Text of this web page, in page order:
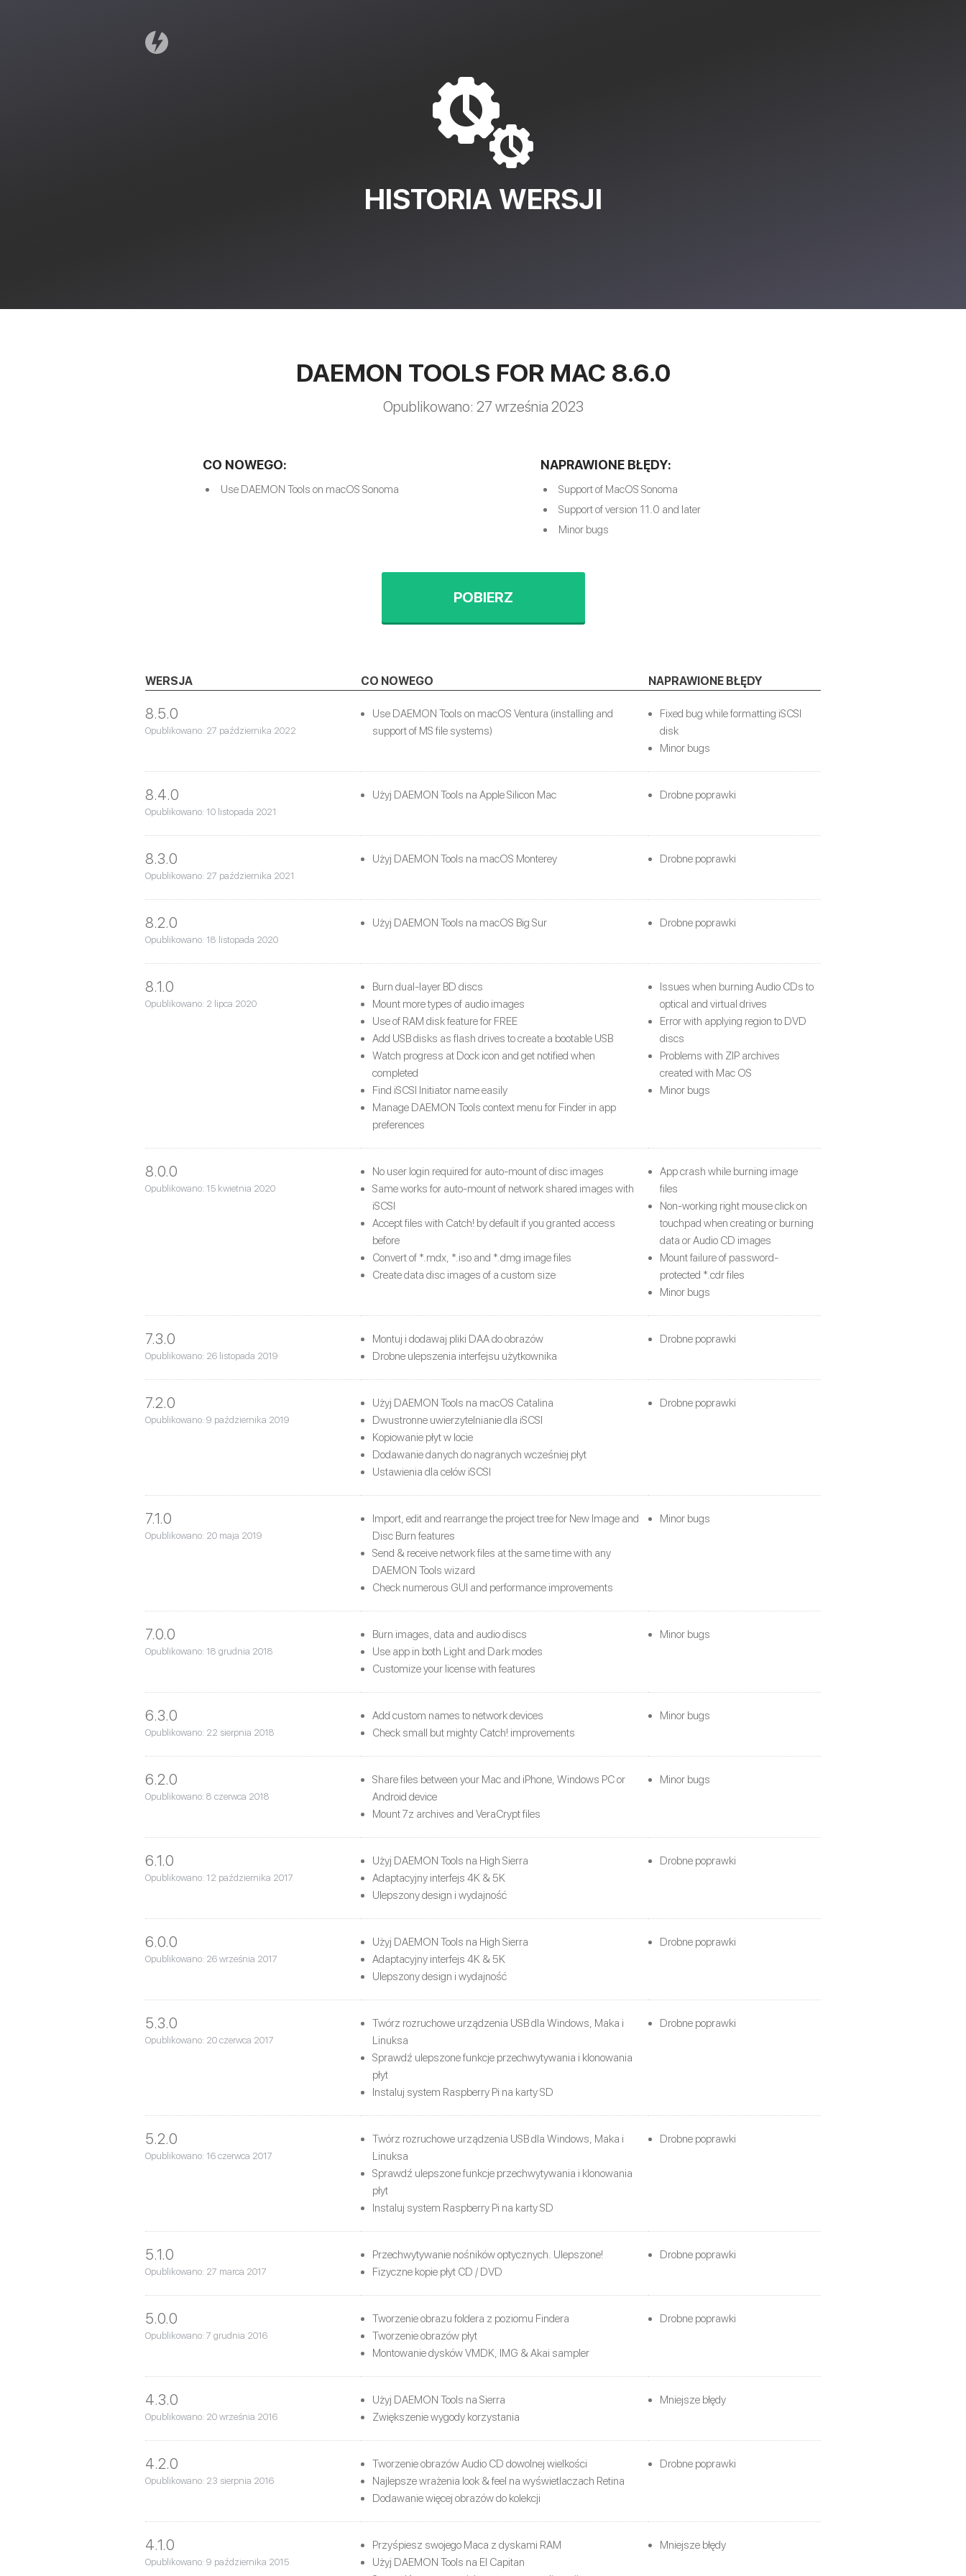
HISTORIA WERSJI
DAEMON TOOLS FOR MAC 8.6.0
Opublikowano: 27 września 2023
CO NOWEGO:
Use DAEMON Tools on macOS Sonoma
NAPRAWIONE BŁĘDY:
Support of MacOS Sonoma
Support of version 11.0 and later
Minor bugs
POBIERZ
WERSJA CO NOWEGO NAPRAWIONE BŁĘDY
8.5.0
Opublikowano: 27 października 2022
Use DAEMON Tools on macOS Ventura (installing and
support of MS file systems)
Fixed bug while formatting iSCSI
disk
Minor bugs
8.4.0
Opublikowano: 10 listopada 2021
Użyj DAEMON Tools na Apple Silicon Mac Drobne poprawki
8.3.0
Opublikowano: 27 października 2021
Użyj DAEMON Tools na macOS Monterey Drobne poprawki
8.2.0
Opublikowano: 18 listopada 2020
Użyj DAEMON Tools na macOS Big Sur Drobne poprawki
8.1.0
Opublikowano: 2 lipca 2020
Burn dual-layer BD discs
Mount more types of audio images
Use of RAM disk feature for FREE
Add USB disks as flash drives to create a bootable USB
Watch progress at Dock icon and get notified when
completed
Find iSCSI Initiator name easily
Manage DAEMON Tools context menu for Finder in app
preferences
Issues when burning Audio CDs to
optical and virtual drives
Error with applying region to DVD
discs
Problems with ZIP archives
created with Mac OS
Minor bugs
8.0.0
Opublikowano: 15 kwietnia 2020
No user login required for auto-mount of disc images
Same works for auto-mount of network shared images with
iSCSI
Accept files with Catch! by default if you granted access
before
Convert of *.mdx, *.iso and *.dmg image files
Create data disc images of a custom size
App crash while burning image
files
Non-working right mouse click on
touchpad when creating or burning
data or Audio CD images
Mount failure of password-
protected *.cdr files
Minor bugs
7.3.0
Opublikowano: 26 listopada 2019
Montuj i dodawaj pliki DAA do obrazów
Drobne ulepszenia interfejsu użytkownika
Drobne poprawki
7.2.0
Opublikowano: 9 października 2019
Użyj DAEMON Tools na macOS Catalina
Dwustronne uwierzytelnianie dla iSCSI
Kopiowanie płyt w locie
Dodawanie danych do nagranych wcześniej płyt
Ustawienia dla celów iSCSI
Drobne poprawki
7.1.0
Opublikowano: 20 maja 2019
Import, edit and rearrange the project tree for New Image and
Disc Burn features
Send & receive network files at the same time with any
DAEMON Tools wizard
Check numerous GUI and performance improvements
Minor bugs
7.0.0
Opublikowano: 18 grudnia 2018
Burn images, data and audio discs
Use app in both Light and Dark modes
Customize your license with features
Minor bugs
6.3.0
Opublikowano: 22 sierpnia 2018
Add custom names to network devices
Check small but mighty Catch! improvements
Minor bugs
6.2.0
Opublikowano: 8 czerwca 2018
Share files between your Mac and iPhone, Windows PC or
Android device
Mount 7z archives and VeraCrypt files
Minor bugs
6.1.0
Opublikowano: 12 października 2017
Użyj DAEMON Tools na High Sierra
Adaptacyjny interfejs 4K & 5K
Ulepszony design i wydajność
Drobne poprawki
6.0.0
Opublikowano: 26 września 2017
Użyj DAEMON Tools na High Sierra
Adaptacyjny interfejs 4K & 5K
Ulepszony design i wydajność
Drobne poprawki
5.3.0
Opublikowano: 20 czerwca 2017
Twórz rozruchowe urządzenia USB dla Windows, Maka i
Linuksa
Sprawdź ulepszone funkcje przechwytywania i klonowania
płyt
Instaluj system Raspberry Pi na karty SD
Drobne poprawki
5.2.0
Opublikowano: 16 czerwca 2017
Twórz rozruchowe urządzenia USB dla Windows, Maka i
Linuksa
Sprawdź ulepszone funkcje przechwytywania i klonowania
płyt
Instaluj system Raspberry Pi na karty SD
Drobne poprawki
5.1.0
Opublikowano: 27 marca 2017
Przechwytywanie nośników optycznych. Ulepszone!
Fizyczne kopie płyt CD / DVD
Drobne poprawki
5.0.0
Opublikowano: 7 grudnia 2016
Tworzenie obrazu foldera z poziomu Findera
Tworzenie obrazów płyt
Montowanie dysków VMDK, IMG & Akai sampler
Drobne poprawki
4.3.0
Opublikowano: 20 września 2016
Użyj DAEMON Tools na Sierra
Zwiększenie wygody korzystania
Mniejsze błędy
4.2.0
Opublikowano: 23 sierpnia 2016
Tworzenie obrazów Audio CD dowolnej wielkości
Najlepsze wrażenia look & feel na wyświetlaczach Retina
Dodawanie więcej obrazów do kolekcji
Drobne poprawki
4.1.0
Opublikowano: 9 października 2015
Przyśpiesz swojego Maca z dyskami RAM
Użyj DAEMON Tools na El Capitan
Mniejsze błędy
Jeżeli pobieranie nie rozpocznie się automatycznie, proszę kliknąć tutaj
Instrukcja instalacji DAEMON Tools for Mac